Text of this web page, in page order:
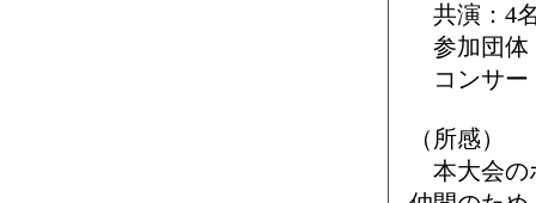
共演：4
参加団体
コンサー
（所感）
本大会の